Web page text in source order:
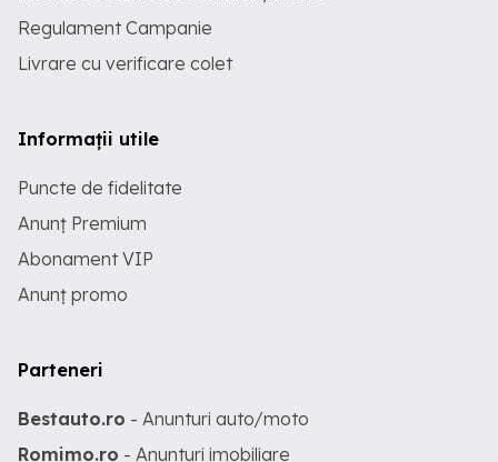
Regulament Campanie
Livrare cu verificare colet
Informații utile
Puncte de fidelitate
Anunț Premium
Abonament VIP
Anunț promo
Parteneri
Bestauto.ro - Anunturi auto/moto
Romimo.ro - Anunturi imobiliare